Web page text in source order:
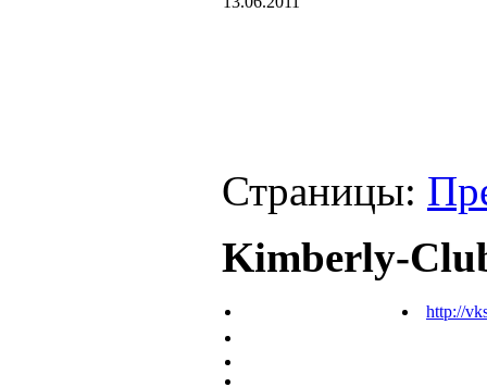
Страницы:
Kimberly-
http://